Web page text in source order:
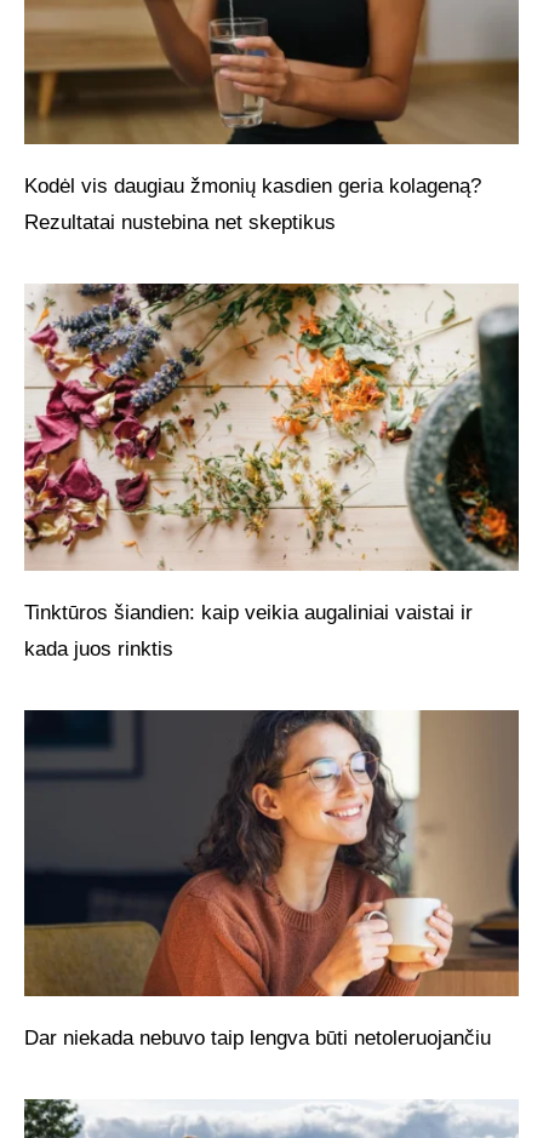
Kodėl vis daugiau žmonių kasdien geria kolageną?
Rezultatai nustebina net skeptikus
Tinktūros šiandien: kaip veikia augaliniai vaistai ir
kada juos rinktis
Dar niekada nebuvo taip lengva būti netoleruojančiu